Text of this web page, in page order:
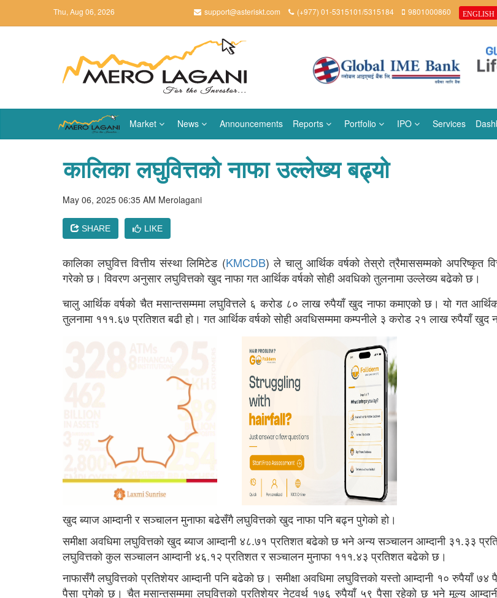
Thu, Aug 06, 2026 support@asteriskt.com (+977) 01-5315101/5315184 9801000860 ENGLISH
Market News Announcements Reports Portfolio IPO Services
कालिका लघुवित्तको नाफा उल्लेख्य बढ्यो
May 06, 2025 06:35 AM Merolagani
SHARE LIKE
कालिका लघुवित्त वित्तीय संस्था लिमिटेड (KMCDB) ले चालु आर्थिक वर्षको तेस्रो त्रैमाससम्मको अपरिष्कृत
गरेको छ। विवरण अनुसार लघुवित्तको खुद नाफा गत आर्थिक वर्षको सोही अवधिको तुलनामा उल्लेख्य बढेको छ।
चालु आर्थिक वर्षको चैत मसान्तसम्ममा लघुवित्तले ६ करोड ८० लाख रुपैयाँ खुद नाफा कमाएको छ। यो गत आर्थिक
तुलनामा १११.६७ प्रतिशत बढी हो। गत आर्थिक वर्षको सोही अवधिसम्ममा कम्पनीले ३ करोड २१ लाख रुपैयाँ खुद
खुद ब्याज आम्दानी र सञ्चालन मुनाफा बढेसँगै लघुवित्तको खुद नाफा पनि बढ्न पुगेको हो।
समीक्षा अवधिमा लघुवित्तको खुद ब्याज आम्दानी ४८.७१ प्रतिशत बढेको छ भने अन्य सञ्चालन आम्दानी ३१.३३
लघुवित्तको कुल सञ्चालन आम्दानी ४६.१२ प्रतिशत र सञ्चालन मुनाफा १११.४३ प्रतिशत बढेको छ।
नाफासँगै लघुवित्तको प्रतिशेयर आम्दानी पनि बढेको छ। समीक्षा अवधिमा लघुवित्तको यस्तो आम्दानी १० रुपैयाँ
पैसा पुगेको छ। चैत मसान्तसम्ममा लघुवित्तको प्रतिशेयर नेटवर्थ १७६ रुपैयाँ ५९ पैसा रहेको छ भने मूल्य